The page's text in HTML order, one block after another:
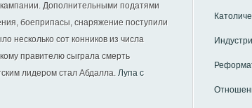
Дополнительными податями
боеприпасы, снаряжение поступили
несколько сот конников из числа
правителю сыграла смерть
лидером стал Абдалла. Лупа с